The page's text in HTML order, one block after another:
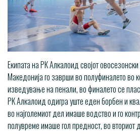
Екипата на РК Алкалоид својот
Македонија го заврши во полуфиналето во
изведување на пенали, во финалето се
РК Алкалоид одигра уште еден борбен и
во најголемиот дел имаше водство и го
полувреме имаше гол предност, во вториот